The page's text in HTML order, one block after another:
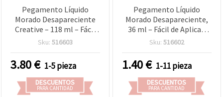
Pegamento Líquido
Morado Desapareciente
Creative – 118 ml – Fácil
de aplicar, seca
para niños, manualidades
y proyectos de papel
Sku: 516603
3.80€ 1-5 pieza
DESCUENTOS
PARA CANTIDAD
Pegamento Líquido
Morado Desapareciente,
36 ml – Fácil de Aplicar,
Seca Transparente e Ideal
Infantiles, Scrapbooking
y Paper Art
Sku: 516602
1.40€ 1-11 pieza
DESCUENTOS
PARA CANTIDAD